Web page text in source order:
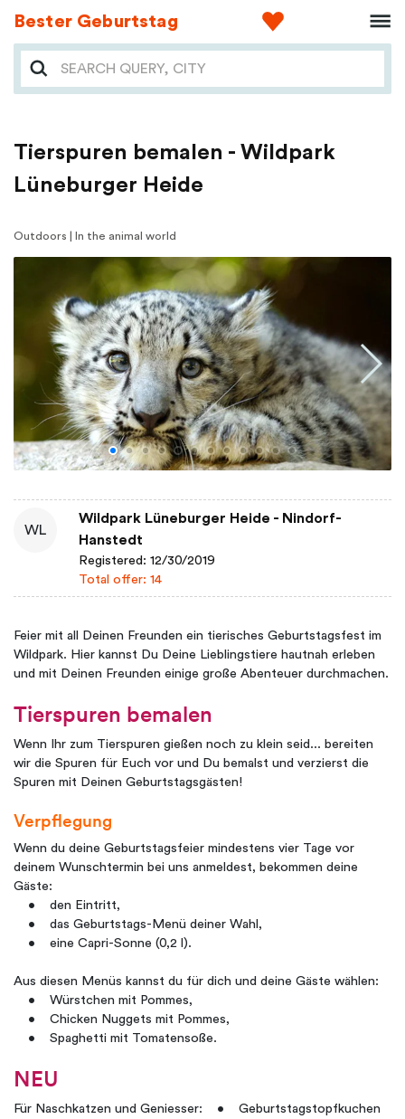
Bester Geburtstag
Tierspuren bemalen - Wildpark
Lüneburger Heide
Outdoors | In the animal world
WL
Wildpark Lüneburger Heide - Nindorf-
Hanstedt
Registered: 12/30/2019
Total offer: 14
Feier mit all Deinen Freunden ein tierisches Geburtstagsfest im
Wildpark. Hier kannst Du Deine Lieblingstiere hautnah erleben
und mit Deinen Freunden einige große Abenteuer durchmachen.
Tierspuren bemalen
Wenn Ihr zum Tierspuren gießen noch zu klein seid... bereiten
wir die Spuren für Euch vor und Du bemalst und verzierst die
Spuren mit Deinen Geburtstagsgästen!
Verpflegung
Wenn du deine Geburtstagsfeier mindestens vier Tage vor
deinem Wunschtermin bei uns anmeldest, bekommen deine
Gäste:
• den Eintritt,
• das Geburtstags-Menü deiner Wahl,
• eine Capri-Sonne (0,2 l).
Aus diesen Menüs kannst du für dich und deine Gäste wählen:
• Würstchen mit Pommes,
• Chicken Nuggets mit Pommes,
• Spaghetti mit Tomatensoße.
NEU
Für Naschkatzen und Geniesser: • Geburtstagstopfkuchen